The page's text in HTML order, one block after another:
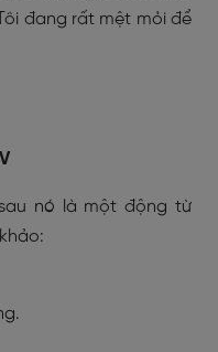
đang rất mệt mỏi để
nó là một động từ